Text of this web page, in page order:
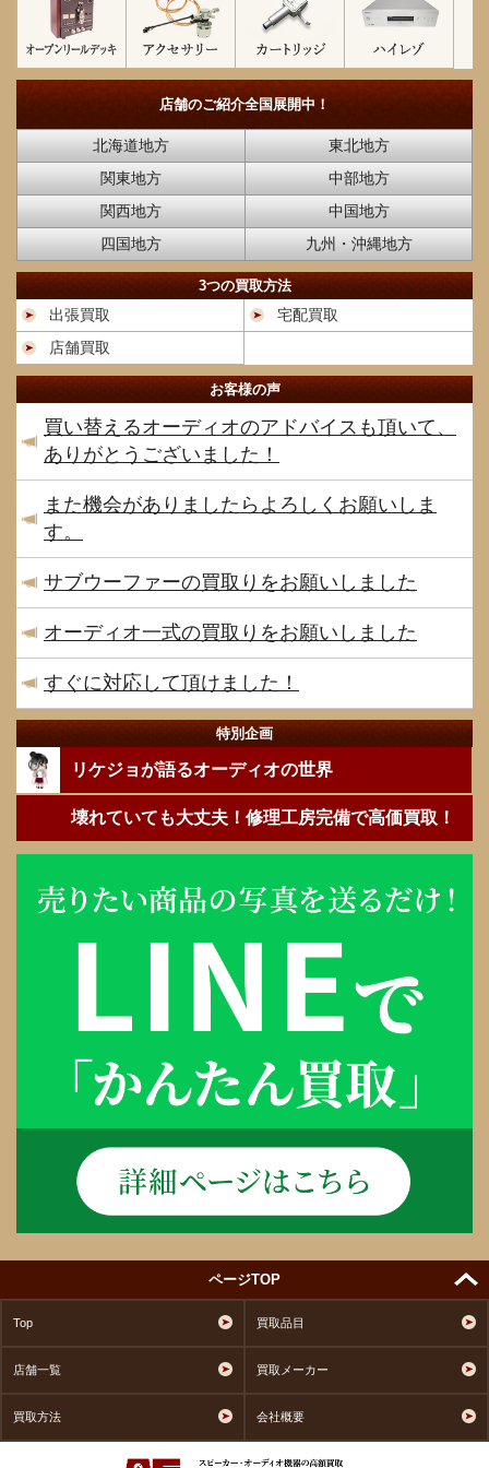
店舗のご紹介全国展開中！
北海道地方
東北地方
関東地方
中部地方
関西地方
中国地方
四国地方
九州・沖縄地方
3つの買取方法
出張買取
宅配買取
店舗買取
お客様の声
買い替えるオーディオのアドバイスも頂いて、
ありがとうございました！
また機会がありましたらよろしくお願いしま
す。
サブウーファーの買取りをお願いしました
オーディオ一式の買取りをお願いしました
すぐに対応して頂けました！
特別企画
リケジョが語るオーディオの世界
壊れていても大丈夫！修理工房完備で高価買取！
ページTOP
Top 買取品目
店舗一覧 買取メーカー
買取方法 会社概要